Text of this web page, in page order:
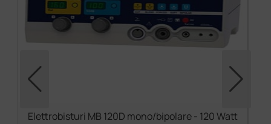
Elettrobisturi MB 120D mono/bipolare - 120 Watt